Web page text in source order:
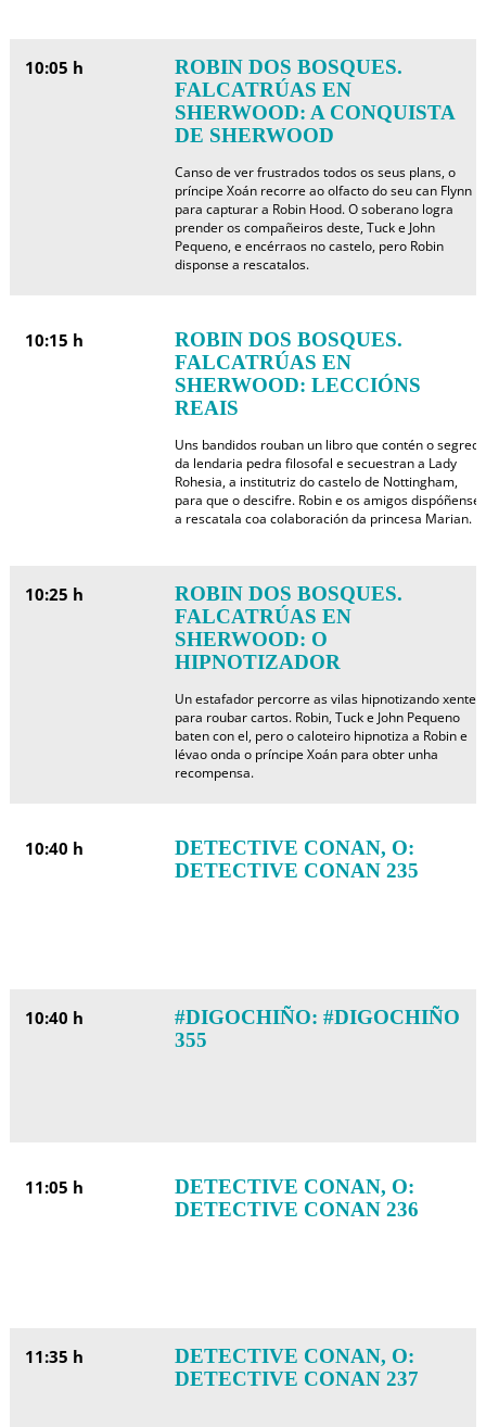
10:05 h
ROBIN DOS BOSQUES.
FALCATRÚAS EN
SHERWOOD: A CONQUISTA
DE SHERWOOD
Canso de ver frustrados todos os seus plans, o
príncipe Xoán recorre ao olfacto do seu can Flynn
para capturar a Robin Hood. O soberano logra
prender os compañeiros deste, Tuck e John
Pequeno, e encérraos no castelo, pero Robin
disponse a rescatalos.
10:15 h
ROBIN DOS BOSQUES.
FALCATRÚAS EN
SHERWOOD: LECCIÓNS
REAIS
Uns bandidos rouban un libro que contén o segredo
da lendaria pedra filosofal e secuestran a Lady
Rohesia, a institutriz do castelo de Nottingham,
para que o descifre. Robin e os amigos dispóñense
a rescatala coa colaboración da princesa Marian.
10:25 h
ROBIN DOS BOSQUES.
FALCATRÚAS EN
SHERWOOD: O
HIPNOTIZADOR
Un estafador percorre as vilas hipnotizando xente
para roubar cartos. Robin, Tuck e John Pequeno
baten con el, pero o caloteiro hipnotiza a Robin e
lévao onda o príncipe Xoán para obter unha
recompensa.
10:40 h
DETECTIVE CONAN, O:
DETECTIVE CONAN 235
10:40 h
#DIGOCHIÑO: #DIGOCHIÑO
355
11:05 h
DETECTIVE CONAN, O:
DETECTIVE CONAN 236
11:35 h
DETECTIVE CONAN, O:
DETECTIVE CONAN 237